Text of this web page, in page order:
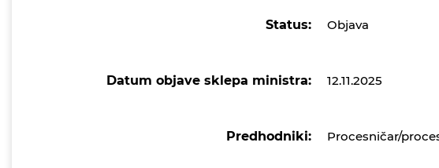
Status: Objava
Datum objave sklepa ministra: 12.11.2025
Predhodniki: Procesničar/